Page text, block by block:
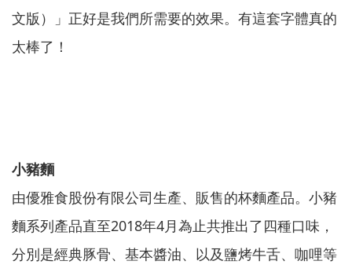
文版）」正好是我們所需要的效果。有這套字體真的
太棒了！
小豬麵
由優雅食股份有限公司生產、販售的杯麵產品。小豬
麵系列產品直至2018年4月為止共推出了四種口味，
分別是經典豚骨、基本醬油、以及鹽烤牛舌、咖哩等